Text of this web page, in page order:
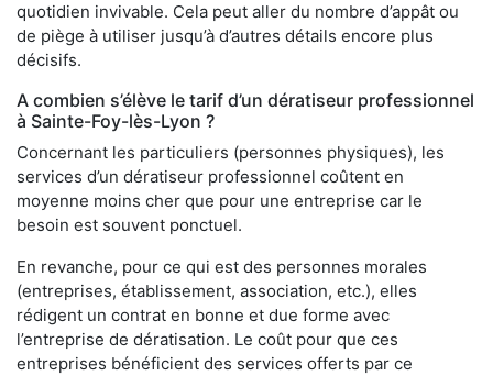
quotidien invivable. Cela peut aller du nombre d’appât ou
de piège à utiliser jusqu’à d’autres détails encore plus
décisifs.
A combien s’élève le tarif d’un dératiseur professionnel
à Sainte-Foy-lès-Lyon ?
Concernant les particuliers (personnes physiques), les
services d’un dératiseur professionnel coûtent en
moyenne moins cher que pour une entreprise car le
besoin est souvent ponctuel.
En revanche, pour ce qui est des personnes morales
(entreprises, établissement, association, etc.), elles
rédigent un contrat en bonne et due forme avec
l’entreprise de dératisation. Le coût pour que ces
entreprises bénéficient des services offerts par ce